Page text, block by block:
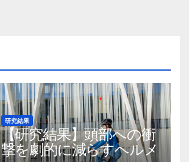
研究結果
【研究結果】頭部への衝
撃を劇的に減らすヘルメ